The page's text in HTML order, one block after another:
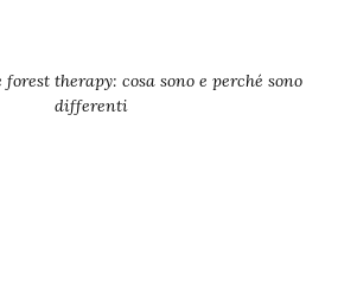
therapy: cosa sono e perché sono
differenti